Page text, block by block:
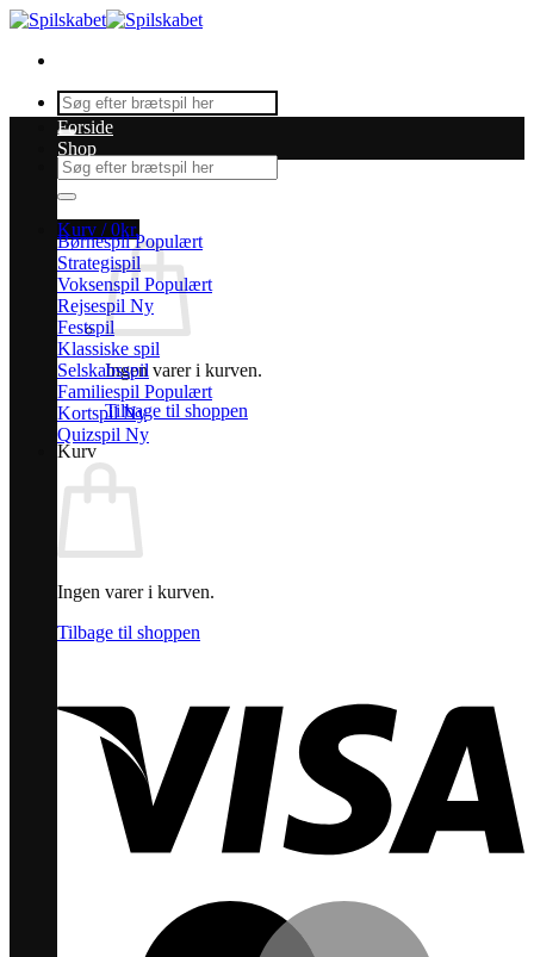
Fortsæt
indhold
Søg
efter:
Søg
efter:
Kurv /0kr.
Ingen varer i kurven.
Tilbage til shoppen
Kurv
Ingen varer i kurven.
Tilbage til shoppen
Forside
Shop
Børnespil
Strategispil
Voksenspil
Rejsespil
Festspil
Klassiske spil
Selskabsspil
Familiespil
Kortspil
Quizspil